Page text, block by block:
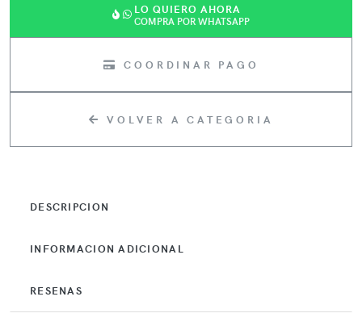
LO QUIERO AHORA
COMPRA POR WHATSAPP
COORDINAR PAGO
VOLVER A CATEGORIA
DESCRIPCION
INFORMACION ADICIONAL
RESENAS